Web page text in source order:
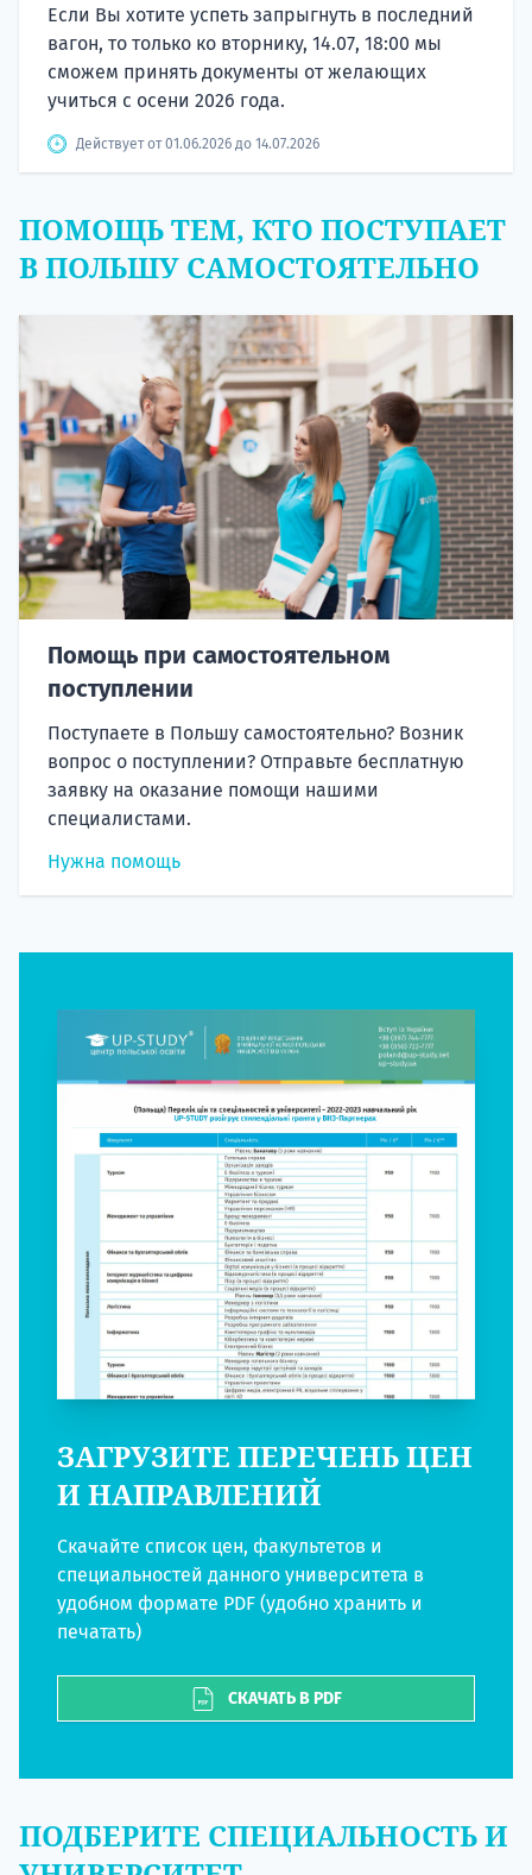
Если Вы хотите успеть запрыгнуть в последний
вагон, то только ко вторнику, 14.07, 18:00 мы
сможем принять документы от желающих
учиться с осени 2026 года.
Действует от 01.06.2026 до 14.07.2026
ПОМОЩЬ ТЕМ, КТО ПОСТУПАЕТ
В ПОЛЬШУ САМОСТОЯТЕЛЬНО
Помощь при самостоятельном
поступлении
Поступаете в Польшу самостоятельно? Возник
вопрос о поступлении? Отправьте бесплатную
заявку на оказание помощи нашими
специалистами.
Нужна помощь
ЗАГРУЗИТЕ ПЕРЕЧЕНЬ ЦЕН
И НАПРАВЛЕНИЙ
Скачайте список цен, факультетов и
специальностей данного университета в
удобном формате PDF (удобно хранить и
печатать)
СКАЧАТЬ В PDF
ПОДБЕРИТЕ СПЕЦИАЛЬНОСТЬ И